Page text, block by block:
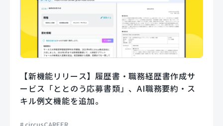
【新機能リリース】履歴書・職務経歴書作成サ
ービス「ととのう応募書類」、AI職務要約・ス
キル例文機能を追加。